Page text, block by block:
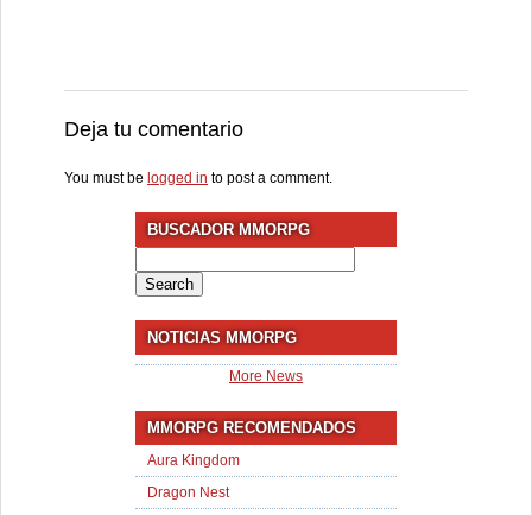
Deja tu comentario
You must be logged in to post a comment.
BUSCADOR MMORPG
for:
NOTICIAS MMORPG
More News
MMORPG RECOMENDADOS
Aura Kingdom
Dragon Nest